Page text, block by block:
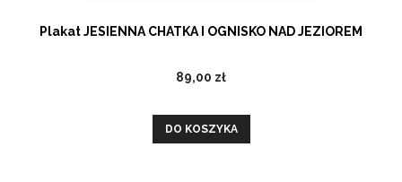
Plakat JESIENNA CHATKA I OGNISKO NAD JEZIOREM
89,00 zł
DO KOSZYKA